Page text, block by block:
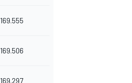
169.555
169.506
169.297